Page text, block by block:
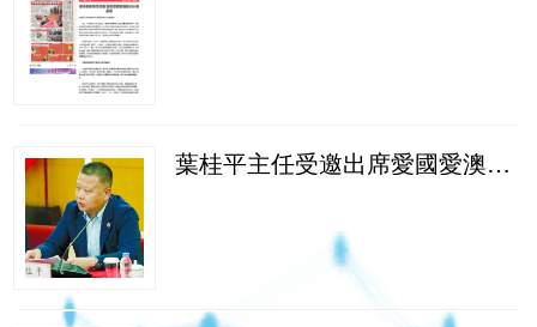
葉桂平主任受邀出席愛國愛澳社團座談交流會並獲《澳門日報》報導